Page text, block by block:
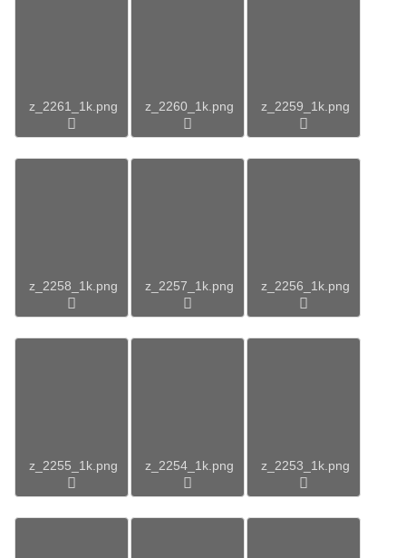
z_2261_1k.png z_2260_1k.png z_2259_1k.png
z_2258_1k.png z_2257_1k.png z_2256_1k.png
z_2255_1k.png z_2254_1k.png z_2253_1k.png